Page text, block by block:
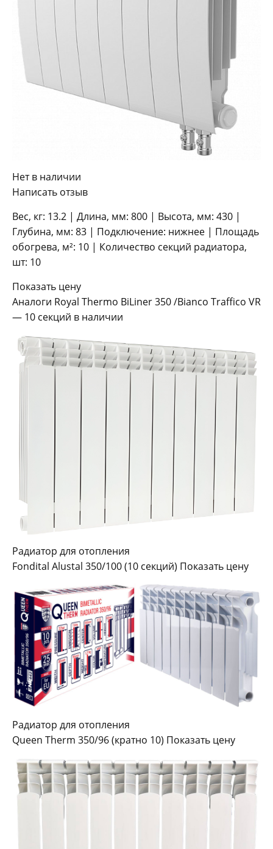
Нет в наличии
Написать отзыв
Вес, кг: 13.2 | Длина, мм: 800 | Высота, мм: 430 |
Глубина, мм: 83 | Подключение: нижнее | Площадь
обогрева, м²: 10 | Количество секций радиатора,
шт: 10
Показать цену
Аналоги Royal Thermo BiLiner 350 /Bianco Traffico VR
— 10 секций в наличии
Радиатор для отопления
Fondital Alustal 350/100 (10 секций) Показать цену
Радиатор для отопления
Queen Therm 350/96 (кратно 10) Показать цену